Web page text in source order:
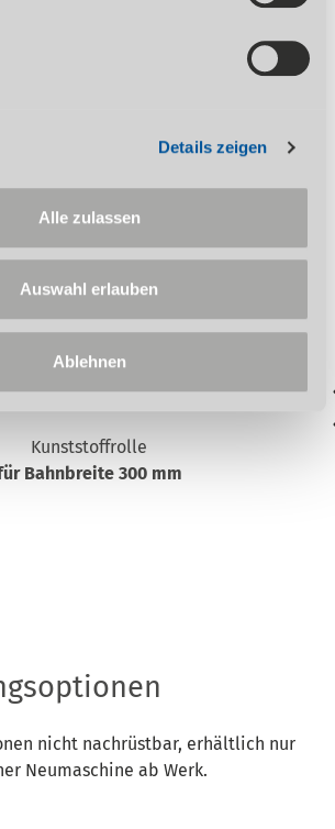
Details zeigen
Alle zulassen
Auswahl erlauben
Ablehnen
Der Verkauf erfolgt über den
Kunststoffrolle
Bahnbreite 300 mm
nicht nachrüstbar, erhältlich nur
Neumaschine ab Werk.